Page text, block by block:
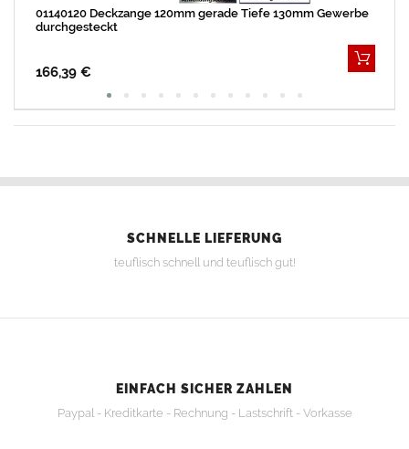
01140120 Deckzange 120mm gerade Tiefe 130mm Gewerbe
durchgesteckt
166,39 €
SCHNELLE LIEFERUNG
teuflisch schnell und teuflisch gut!
EINFACH SICHER ZAHLEN
Paypal - Kreditkarte - Rechnung - Lastschrift - Vorkasse